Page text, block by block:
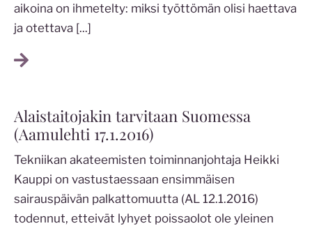
aikoina on ihmetelty: miksi työttömän olisi haettava
ja otettava [...]
Alaistaitojakin tarvitaan Suomessa
(Aamulehti 17.1.2016)
Tekniikan akateemisten toiminnanjohtaja Heikki
Kauppi on vastustaessaan ensimmäisen
sairauspäivän palkattomuutta (AL 12.1.2016)
todennut, etteivät lyhyet poissaolot ole yleinen